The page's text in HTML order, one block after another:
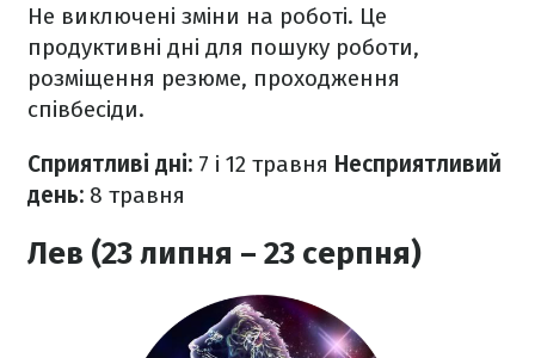
Не виключені зміни на роботі. Це
продуктивні дні для пошуку роботи,
розміщення резюме, проходження
співбесіди.
Сприятливі дні: 7 і 12 травня Несприятливий
день: 8 травня
Лев (23 липня – 23 серпня)